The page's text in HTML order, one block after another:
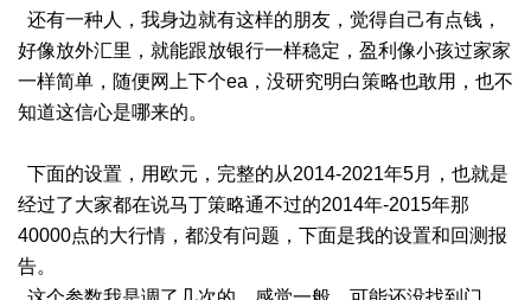
还有一种人，我身边就有这样的朋友，觉得自己有点钱，
好像放外汇里，就能跟放银行一样稳定，盈利像小孩过家家
一样简单，随便网上下个ea，没研究明白策略也敢用，也不
知道这信心是哪来的。
下面的设置，用欧元，完整的从2014-2021年5月，也就是
经过了大家都在说马丁策略通不过的2014年-2015年那
40000点的大行情，都没有问题，下面是我的设置和回测报
告。